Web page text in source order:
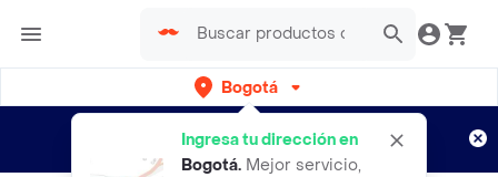
Bogotá
Ingresa tu dirección en
Bogotá. Mejor servicio,
envíos gratis por semanas
Aplican TyC